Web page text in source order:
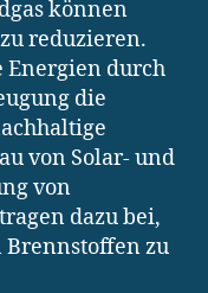
können
reduzieren.
Energien durch
die
von Solar- und
von
dazu bei,
zu